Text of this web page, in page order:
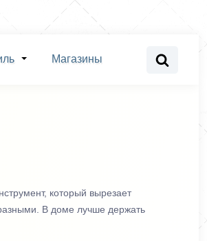
Магазины
который вырезает
В доме лучше держать